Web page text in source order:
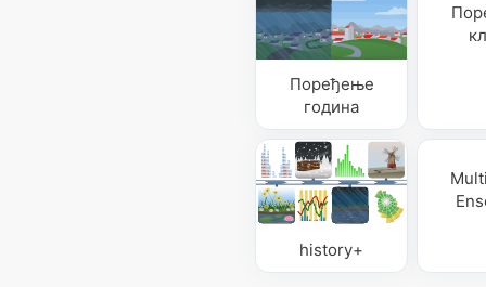
Поређење
година
history+